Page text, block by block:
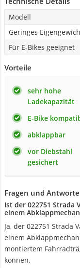
Modell
Geringes
Für E-Bikes geeignet
Vorteile
sehr hohe
Ladekapazität
E-Bike
abklappbar
vor Diebstahl
gesichert
Fragen und
Ist der 022751 Strada
einem
Ja, der 022751 Strada
einem
montiertem
können.